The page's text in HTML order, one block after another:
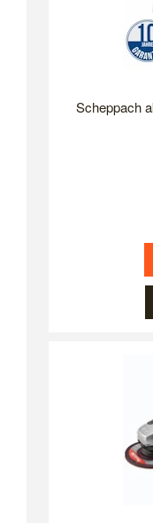
Scheppach